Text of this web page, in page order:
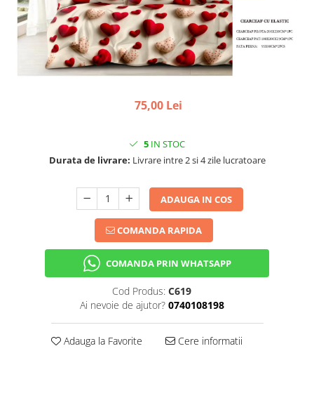
75,00 Lei
5 IN STOC
Durata de livrare: Livrare intre 2 si 4 zile lucratoare
ADAUGA IN COS
COMANDA RAPIDA
COMANDA PRIN WHATSAPP
Cod Produs: C619
Ai nevoie de ajutor? 0740108198
Adauga la Favorite Cere informatii